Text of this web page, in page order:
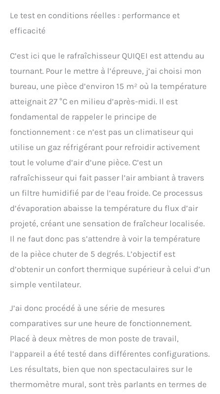
Le test en conditions réelles : performance et
efficacité
C’est ici que le rafraîchisseur QUIQEI est attendu au
tournant. Pour le mettre à l’épreuve, j’ai choisi mon
bureau, une pièce d’environ 15 m² où la température
atteignait 27 °C en milieu d’après-midi. Il est
fondamental de rappeler le principe de
fonctionnement : ce n’est pas un climatiseur qui
utilise un gaz réfrigérant pour refroidir activement
tout le volume d’air d’une pièce. C’est un
rafraîchisseur qui fait passer l’air ambiant à travers
un filtre humidifié par de l’eau froide. Ce processus
d’évaporation abaisse la température du flux d’air
projeté, créant une sensation de fraîcheur localisée.
Il ne faut donc pas s’attendre à voir la température
de la pièce chuter de 5 degrés. L’objectif est
d’obtenir un confort thermique supérieur à celui d’un
simple ventilateur.
J’ai donc procédé à une série de mesures
comparatives sur une heure de fonctionnement.
Placé à deux mètres de mon poste de travail,
l’appareil a été testé dans différentes configurations.
Les résultats, bien que non spectaculaires sur le
thermomètre mural, sont très parlants en termes de